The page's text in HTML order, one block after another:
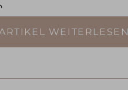
ARTIKEL WEITERLESEN